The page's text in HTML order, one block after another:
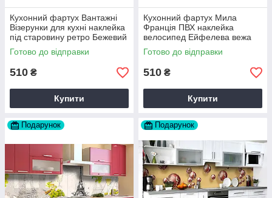
Кухонний фартух Вантажні
Візерунки для кухні наклейка
під старовину ретро Бежевий
60х200 см Happy Pocket
Z180561
Готово до відправки
510 ₴
Купити
Кухонний фартух Мила
Франція ПВХ наклейка
велосипед Ейфелева вежа
Бежевий 60х200 см Happy
Pocket Z180806
Готово до відправки
510 ₴
Купити
Подарунок Подарунок